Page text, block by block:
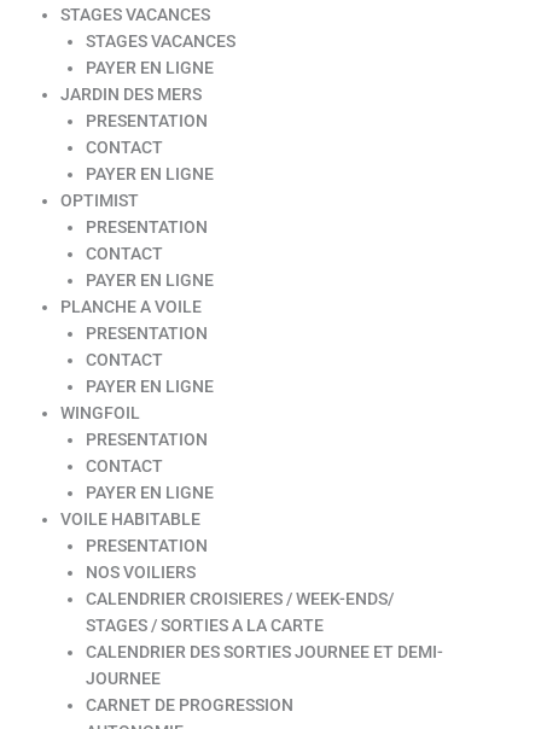
STAGES VACANCES
STAGES VACANCES
PAYER EN LIGNE
JARDIN DES MERS
PRESENTATION
CONTACT
PAYER EN LIGNE
OPTIMIST
PRESENTATION
CONTACT
PAYER EN LIGNE
PLANCHE A VOILE
PRESENTATION
CONTACT
PAYER EN LIGNE
WINGFOIL
PRESENTATION
CONTACT
PAYER EN LIGNE
VOILE HABITABLE
PRESENTATION
NOS VOILIERS
CALENDRIER CROISIERES / WEEK-ENDS/
STAGES / SORTIES A LA CARTE
CALENDRIER DES SORTIES JOURNEE ET DEMI-
JOURNEE
CARNET DE PROGRESSION